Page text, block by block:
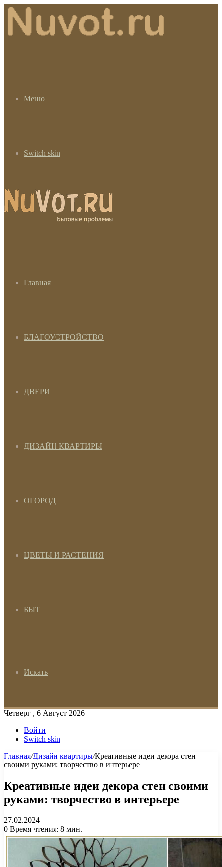
Меню
Switch skin
Главная
БЛАГОУСТРОЙСТВО
ДВЕРИ
ДИЗАЙН КВАРТИРЫ
ОГОРОД
ЦВЕТЫ И РАСТЕНИЯ
БЫТ
Искать
Четверг , 6 Август 2026
Войти
Switch skin
Главная/Дизайн квартиры/Креативные идеи декора стен
своими руками: творчество в интерьере
Креативные идеи декора стен своими
руками: творчество в интерьере
27.02.2024
0 Время чтения: 8 мин.